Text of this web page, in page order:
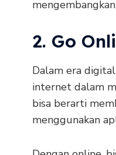
2. Go
Dalam era
internet dalam
bisa berarti
menggunakan